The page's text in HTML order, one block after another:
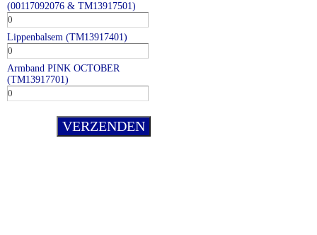
(00117092076 & TM13917501)
Lippenbalsem (TM13917401)
Armband PINK OCTOBER
(TM13917701)